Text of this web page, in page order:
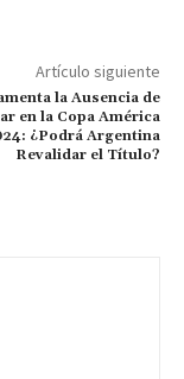
Artículo siguiente
la Ausencia de
en la Copa América
¿Podrá Argentina
Revalidar el Título?